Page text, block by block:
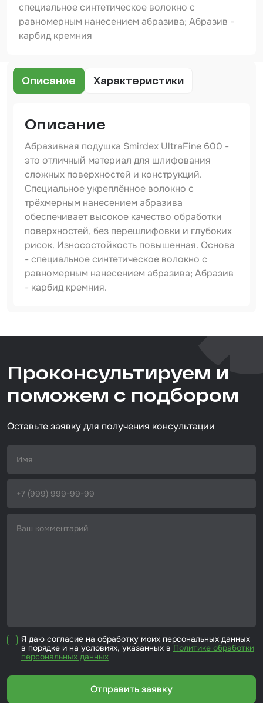
Оборудование шлифовальное
Клейкие листы
Крышка для ёмкости
Материалы для вклейки стекол
Лаки
Набор для вклейки стёкол
Автоэмали
специальное синтетическое волокно с
равномерным нанесением абразива; Абразив -
карбид кремния
Описание Характеристики
Описание
Абразивная подушка Smirdex UltraFine 600 -
это отличный материал для шлифования
сложных поверхностей и конструкций.
Специальное укреплённое волокно с
трёхмерным нанесением абразива
обеспечивает высокое качество обработки
поверхностей, без перешлифовки и глубоких
рисок. Износостойкость повышенная. Основа
- специальное синтетическое волокно с
равномерным нанесением абразива; Абразив
- карбид кремния.
абразив нетканый
Назначение
универсальный
D=150 мм
Проконсультируем и
поможем с подбором
Оставьте заявку для получения консультации
Я даю согласие на обработку моих персональных данных
в порядке и на условиях, указанных в Политике обработки
персональных данных
Отправить заявку